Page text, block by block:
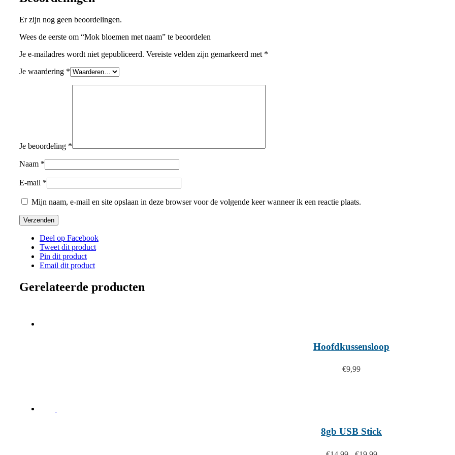
Er zijn nog geen beoordelingen.
Wees de eerste om “Mok bloemen met naam” te beoordelen
Je e-mailadres wordt niet gepubliceerd. Vereiste velden zijn gemarkeerd met *
Je waardering *
Je beoordeling *
Naam *
E-mail *
Mijn naam, e-mail en site opslaan in deze browser voor de volgende keer wanneer ik een reactie plaats.
Deel op Facebook
Tweet dit product
Pin dit product
Email dit product
Gerelateerde producten
Hoofdkussensloop
€9,99
8gb USB Stick